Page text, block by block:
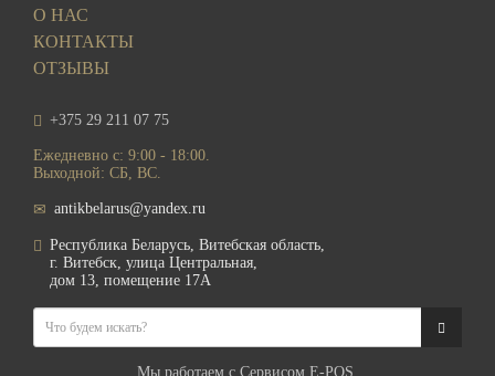
О НАС
КОНТАКТЫ
ОТЗЫВЫ
+375 29 211 07 75
Ежедневно с: 9:00 - 18:00.
Выходной: СБ, ВС.
antikbelarus@yandex.ru
Республика Беларусь, Витебская область,
г. Витебск, улица Центральная,
дом 13, помещение 17А
Мы работаем с Сервисом E-POS.